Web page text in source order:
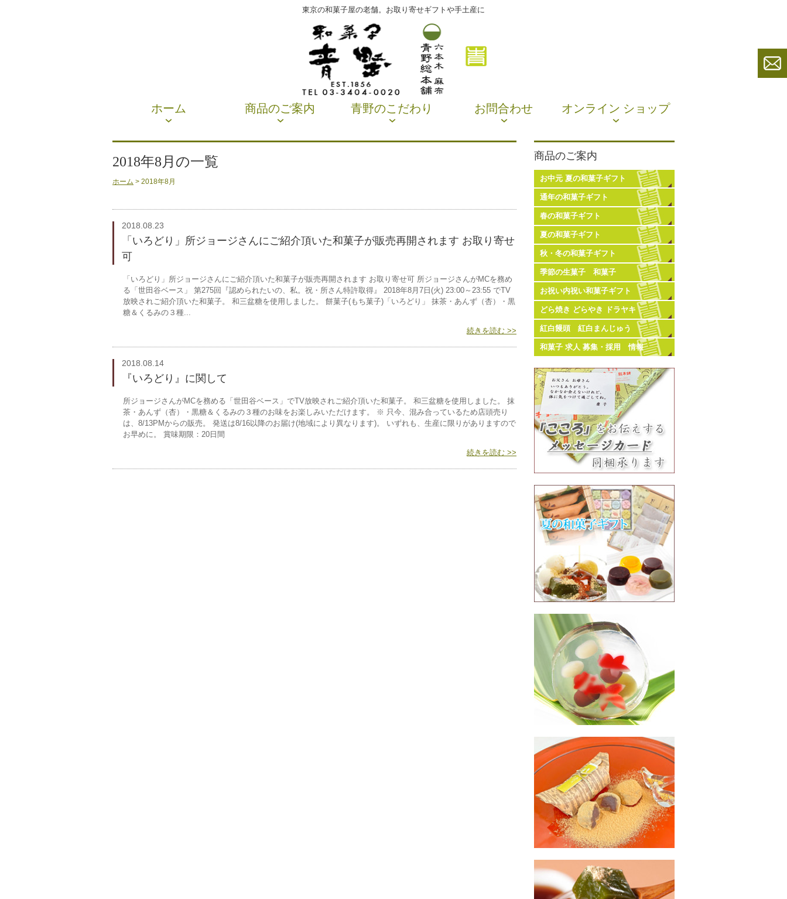
東京の和菓子屋の老舗。お取り寄せギフトや手土産に
ホーム 商品のご案内 青野のこだわり お問合わせ オンライン ショップ
2018年8月の一覧
ホーム > 2018年8月
2018.08.23
「いろどり」所ジョージさんにご紹介頂いた和菓子が販売再開されます お取り寄せ
可
「いろどり」所ジョージさんにご紹介頂いた和菓子が販売再開されます お取り寄せ可 所ジョージさんがMCを務め
る「世田谷ベース」 第275回『認められたいの、私。祝・所さん特許取得』 2018年8月7日(火) 23:00～23:55 でTV
放映されご紹介頂いた和菓子。 和三盆糖を使用しました。 餅菓子(もち菓子)「いろどり」 抹茶・あんず（杏）・黒
糖＆くるみの３種...
続きを読む >>
2018.08.14
『いろどり』に関して
所ジョージさんがMCを務める「世田谷ベース」でTV放映されご紹介頂いた和菓子。 和三盆糖を使用しました。 抹
茶・あんず（杏）・黒糖＆くるみの３種のお味をお楽しみいただけます。 ※ 只今、混み合っているため店頭売り
は、8/13PMからの販売。 発送は8/16以降のお届け(地域により異なります)。 いずれも、生産に限りがありますので
お早めに。 賞味期限：20日間
続きを読む >>
商品のご案内
お中元 夏の和菓子ギフト
通年の和菓子ギフト
春の和菓子ギフト
夏の和菓子ギフト
秋・冬の和菓子ギフト
季節の生菓子 和菓子
お祝い内祝い和菓子ギフト
どら焼き どらやき ドラヤキ
紅白饅頭 紅白まんじゅう
和菓子 求人 募集・採用 情報